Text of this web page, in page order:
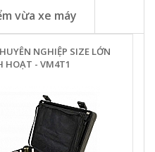
vừa xe máy
NGHIỆP SIZE LỚN
HOẠT - VM4T1